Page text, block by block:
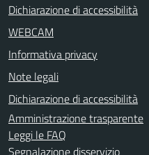
Dichiarazione di accessibilità
WEBCAM
Informativa privacy
Note legali
Dichiarazione di accessibilità
Amministrazione trasparente
Leggi le FAQ
Segnalazione disservizio